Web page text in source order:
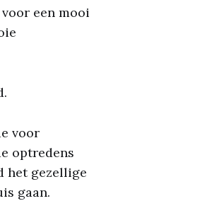
een mooi
voor
optredens
het gezellige
gaan.